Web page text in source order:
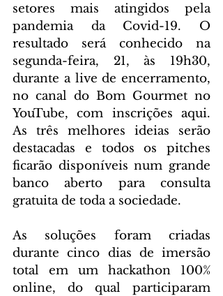
setores mais atingidos pela
pandemia da Covid-19. O
resultado será conhecido na
segunda-feira, 21, às 19h30,
durante a live de encerramento,
no canal do Bom Gourmet no
YouTube, com inscrições aqui.
As três melhores ideias serão
destacadas e todos os pitches
ficarão disponíveis num grande
banco aberto para consulta
gratuita de toda a sociedade.
As soluções foram criadas
durante cinco dias de imersão
total em um hackathon 100%
online, do qual participaram